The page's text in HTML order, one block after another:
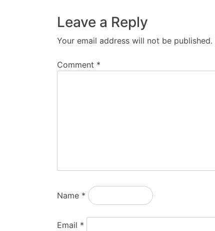
Leave a Reply
Your email address will not be published.
Comment *
Name *
Email *